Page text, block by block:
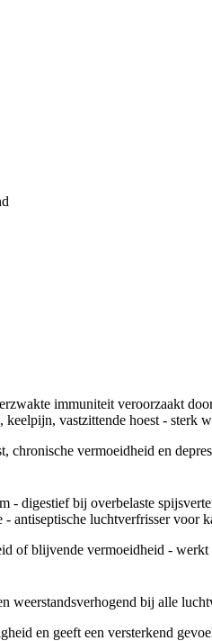
immuniteit veroorzaakt
vastzittende hoest - sterk
chronische vermoeidheid en
- digestief bij overbelaste
antiseptische luchtverfrisser voor
of blijvende vermoeidheid - werkt
weerstandsverhogend bij alle
en geeft een versterkend